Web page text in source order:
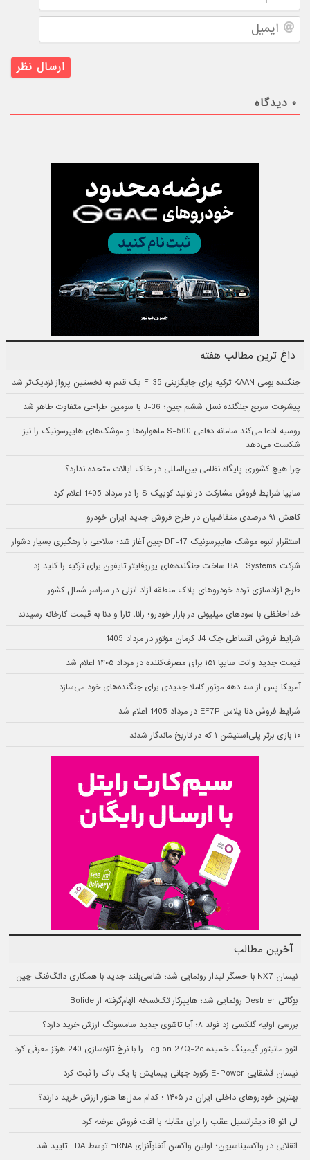
ایمیل
۰ دیدگاه
داغ ترین مطالب هفته
جنگنده بومی KAAN ترکیه برای جایگزینی F-35 یک قدم به نخستین پرواز نزدیک‌تر شد
پیشرفت سریع جنگنده نسل ششم چین؛ J-36 با سومین طراحی متفاوت ظاهر شد
روسیه ادعا می‌کند سامانه دفاعی S-500 ماهواره‌ها و موشک‌های هایپرسونیک را نیز
شکست می‌دهد
چرا هیچ کشوری پایگاه نظامی بین‌المللی در خاک ایالات متحده ندارد؟
سایپا شرایط فروش مشارکت در تولید کوییک S را در مرداد 1405 اعلام کرد
کاهش ۹۱ درصدی متقاضیان در طرح فروش جدید ایران خودرو
استقرار انبوه موشک هایپرسونیک DF-17 چین آغاز شد؛ سلاحی با رهگیری بسیار دشوار
شرکت BAE Systems ساخت جنگنده‌های یوروفایتر تایفون برای ترکیه را کلید زد
طرح آزادسازی تردد خودروهای پلاک منطقه آزاد انزلی در سراسر شمال کشور
خداحافظی با سودهای میلیونی در بازار خودرو؛ رانا، تارا و دنا به قیمت کارخانه رسیدند
شرایط فروش اقساطی جک J4 کرمان موتور در مرداد 1405
قیمت جدید وانت سایپا ۱۵۱ برای مصرف‌کننده در مرداد ۱۴۰۵ اعلام شد
آمریکا پس از سه دهه موتور کاملا جدیدی برای جنگنده‌های خود می‌سازد
شرایط فروش دنا پلاس EF7P در مرداد 1405 اعلام شد
۱۰ بازی برتر پلی‌استیشن ۱ که در تاریخ ماندگار شدند
آخرین مطالب
نیسان NX7 با حسگر لیدار رونمایی شد؛ شاسی‌بلند جدید با همکاری دانگ‌فنگ چین
بوگاتی Destrier رونمایی شد؛ هایپرکار تک‌نسخه الهام‌گرفته از Bolide
بررسی اولیه گلکسی زد فولد ۸؛ آیا تاشوی جدید سامسونگ ارزش خرید دارد؟
لنوو مانیتور گیمینگ خمیده Legion 27Q-2c را با نرخ تازه‌سازی 240 هرتز معرفی کرد
نیسان قشقایی E-Power رکورد جهانی پیمایش با یک باک را ثبت کرد
بهترین خودروهای داخلی ایران در ۱۴۰۵ ؛ کدام مدل‌ها هنوز ارزش خرید دارند؟
لی اتو i8 دیفرانسیل عقب را برای مقابله با افت فروش عرضه کرد
انقلابی در واکسیناسیون؛ اولین واکسن آنفلوآنزای mRNA توسط FDA تایید شد